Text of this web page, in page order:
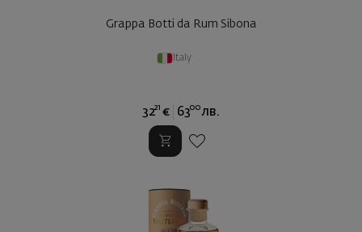
Grappa Botti da Rum Sibona
Italy
3221 € 6300 лв.